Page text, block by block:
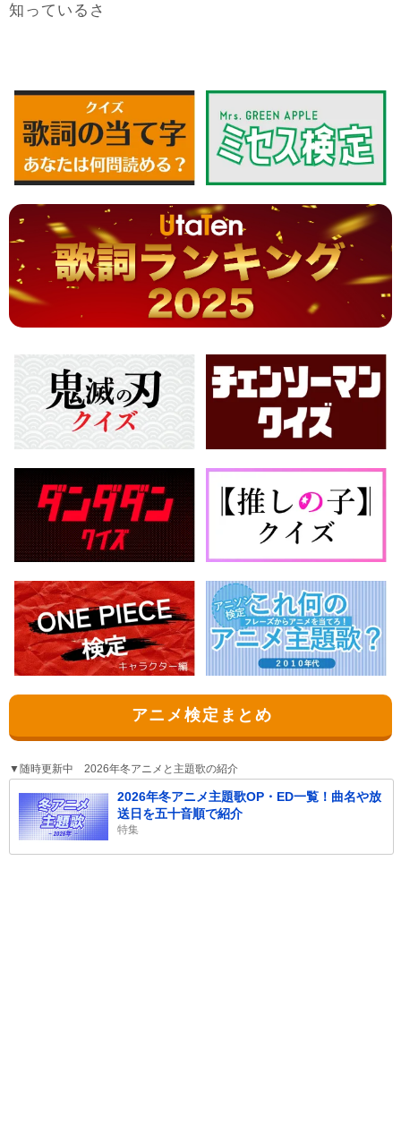
知 っているさ
アニメ検定まとめ
▼随時更新中 2026年冬アニメと主題歌の紹介
2026年冬アニメ主題歌OP・ED一覧！曲名や放
送日を五十音順で紹介
特集